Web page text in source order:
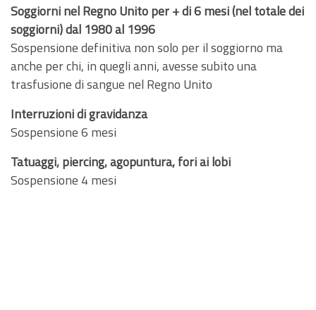
Soggiorni nel Regno Unito per + di 6 mesi (nel totale dei
soggiorni) dal 1980 al 1996
Sospensione definitiva non solo per il soggiorno ma
anche per chi, in quegli anni, avesse subito una
trasfusione di sangue nel Regno Unito
Interruzioni di gravidanza
Sospensione 6 mesi
Tatuaggi, piercing, agopuntura, fori ai lobi
Sospensione 4 mesi